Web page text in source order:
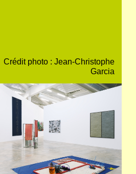
Crédit photo : Jean-Christophe
Garcia